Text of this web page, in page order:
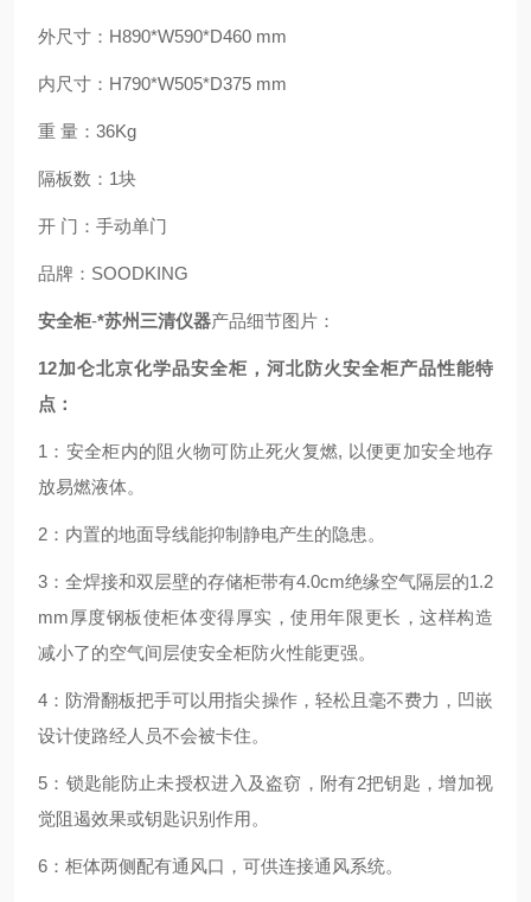
外尺寸：H890*W590*D460 mm
内尺寸：H790*W505*D375 mm
重 量：36Kg
隔板数：1块
开 门：手动单门
品牌：SOODKING
安全柜-*苏州三清仪器产品细节图片：
12加仑北京化学品安全柜，河北防火安全柜产品性能特
点 ：
1：安全柜内的阻火物可防止死火复燃, 以便更加安全地存
放易燃液体。
2：内置的地面导线能抑制静电产生的隐患。
3：全焊接和双层壁的存储柜带有4.0cm绝缘空气隔层的1.2
mm厚度钢板使柜体变得厚实，使用年限更长，这样构造
减小了的空气间层使安全柜防火性能更强。
4：防滑翻板把手可以用指尖操作，轻松且毫不费力，凹嵌
设计使路经人员不会被卡住。
5：锁匙能防止未授权进入及盗窃，附有2把钥匙，增加视
觉阻遏效果或钥匙识别作用。
6：柜体两侧配有通风口，可供连接通风系统。